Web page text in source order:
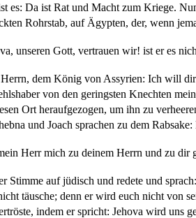
es: Da ist Rat und Macht zum Kriege.
Rohrstab, auf Ägypten, der, wenn
unseren Gott, vertrauen wir! ist er es
dem König von Assyrien: Ich will
von den geringsten Knechten
Ort heraufgezogen, um ihn zu
und Joach sprachen zu dem
Herr mich zu deinem Herrn und zu
Stimme auf jüdisch und redete und
täusche; denn er wird euch nicht von
indem er spricht: Jehova wird